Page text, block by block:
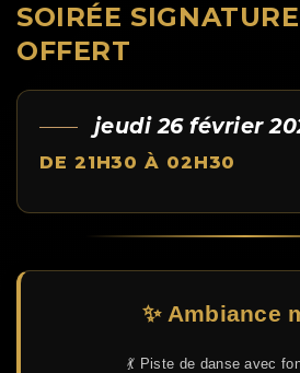
SOIRÉE
OFFERT
jeudi 26 février
DE 21H30 À 02H30
✨ Ambiance
💃 Piste de danse avec